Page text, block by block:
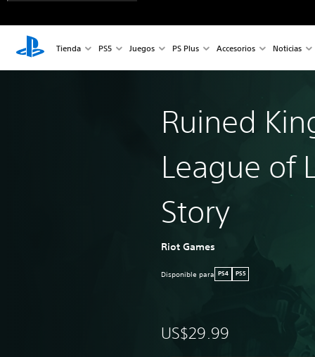
Tienda PS5 Juegos PS Plus Accesorios Noticias
Ruined
League of
Story
Riot Games
Disponible para PS4 PS5
US$29.99